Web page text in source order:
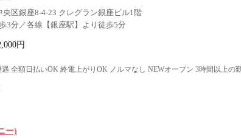
央区銀座8-4-23 クレグラン銀座ビル1階
3分／各線【銀座駅】より徒歩5分
円
全額日払いOK 終電上がりOK ノルマなし NEWオープン 3時間以上の
ー)